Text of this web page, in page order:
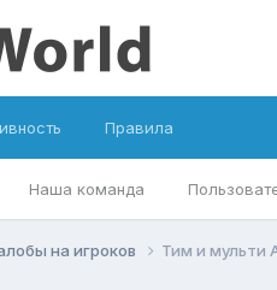
Наша команда
Правила
на игроков Тим и мульти